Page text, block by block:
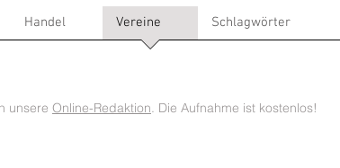
Handel Vereine Schlagwörter
unsere Online-Redaktion. Die Aufnahme ist kostenlos!